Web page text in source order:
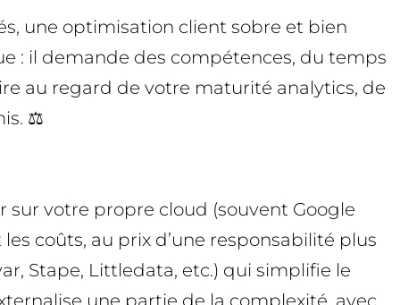
une optimisation client sobre et bien
: il demande des compétences, du temps
au regard de votre maturité analytics, de
⚖️
sur votre propre cloud (souvent Google
coûts, au prix d’une responsabilité plus
Stape, Littledata, etc.) qui simplifie le
une partie de la complexité, avec